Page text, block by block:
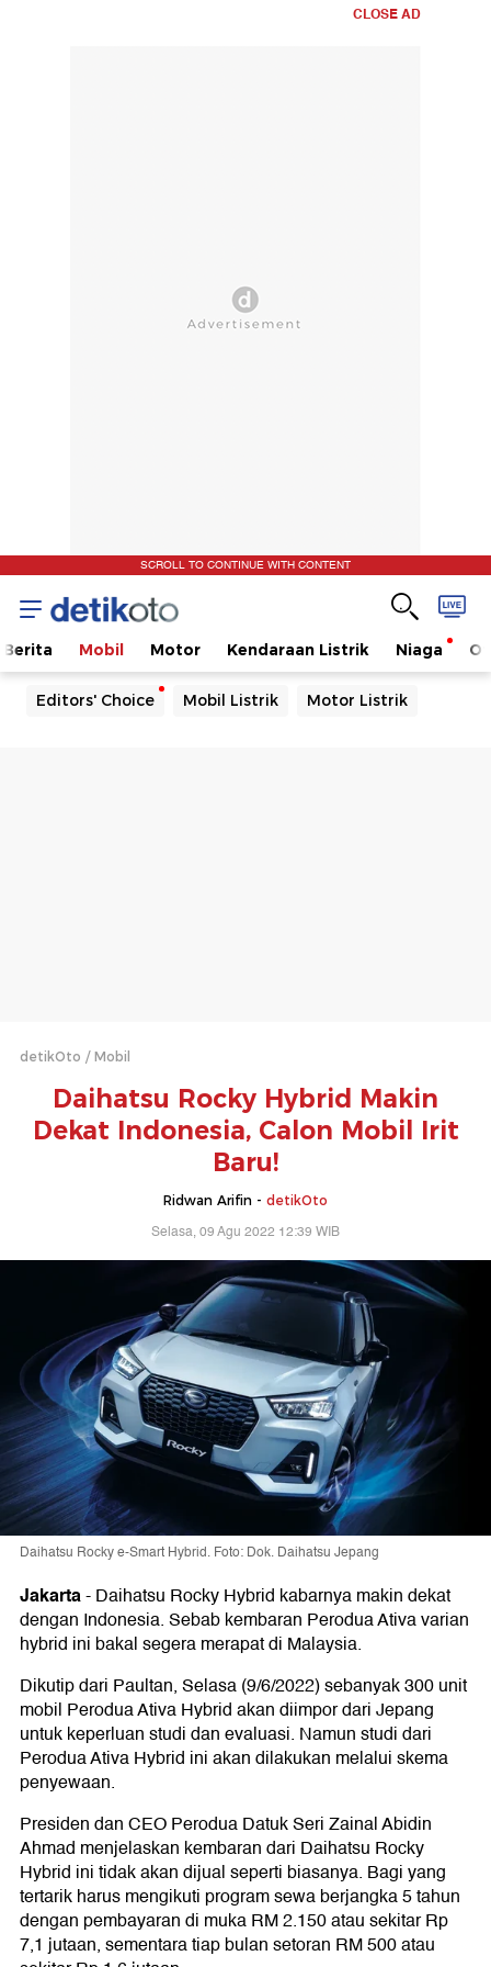
CLOSE AD
SCROLL TO CONTINUE WITH CONTENT
Berita Mobil Motor Kendaraan Listrik Niaga
Editors' Choice Mobil Listrik Motor Listrik
detikOto Mobil
Daihatsu Rocky Hybrid Makin
Dekat Indonesia, Calon Mobil Irit
Baru!
Ridwan Arifin - detikOto
Selasa, 09 Agu 2022 12:39 WIB
Daihatsu Rocky e-Smart Hybrid. Foto: Dok. Daihatsu Jepang
Jakarta-Daihatsu Rocky Hybrid kabarnya makin dekat
dengan Indonesia. Sebab kembaran Perodua Ativa varian
hybrid ini bakal segera merapat di Malaysia.
Dikutip dari Paultan, Selasa (9/6/2022) sebanyak 300 unit
mobil Perodua Ativa Hybrid akan diimpor dari Jepang
untuk keperluan studi dan evaluasi. Namun studi dari
Perodua Ativa Hybrid ini akan dilakukan melalui skema
penyewaan.
Presiden dan CEO Perodua Datuk Seri Zainal Abidin
Ahmad menjelaskan kembaran dari Daihatsu Rocky
Hybrid ini tidak akan dijual seperti biasanya. Bagi yang
tertarik harus mengikuti program sewa berjangka 5 tahun
dengan pembayaran di muka RM 2.150 atau sekitar Rp
7,1 jutaan, sementara tiap bulan setoran RM 500 atau